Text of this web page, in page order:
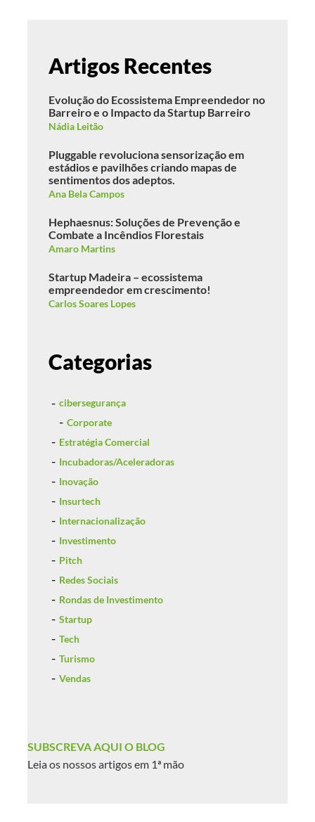
Artigos Recentes
Evolução do Ecossistema Empreendedor no
Barreiro e o Impacto da Startup Barreiro
Nádia Leitão
Pluggable revoluciona sensorização em
estádios e pavilhões criando mapas de
sentimentos dos adeptos.
Ana Bela Campos
Hephaesnus: Soluções de Prevenção e
Combate a Incêndios Florestais
Amaro Martins
Startup Madeira – ecossistema
empreendedor em crescimento!
Carlos Soares Lopes
Categorias
cibersegurança
Corporate
Estratégia Comercial
Incubadoras/Aceleradoras
Inovação
Insurtech
Internacionalização
Investimento
Pitch
Redes Sociais
Rondas de Investimento
Startup
Tech
Turismo
Vendas
SUBSCREVA AQUI O BLOG
Leia os nossos artigos em 1ª mão